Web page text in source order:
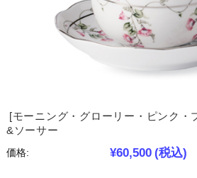
[モーニング・グローリー・ピンク・
&ソーサー
価格:
¥60,500 (税込)